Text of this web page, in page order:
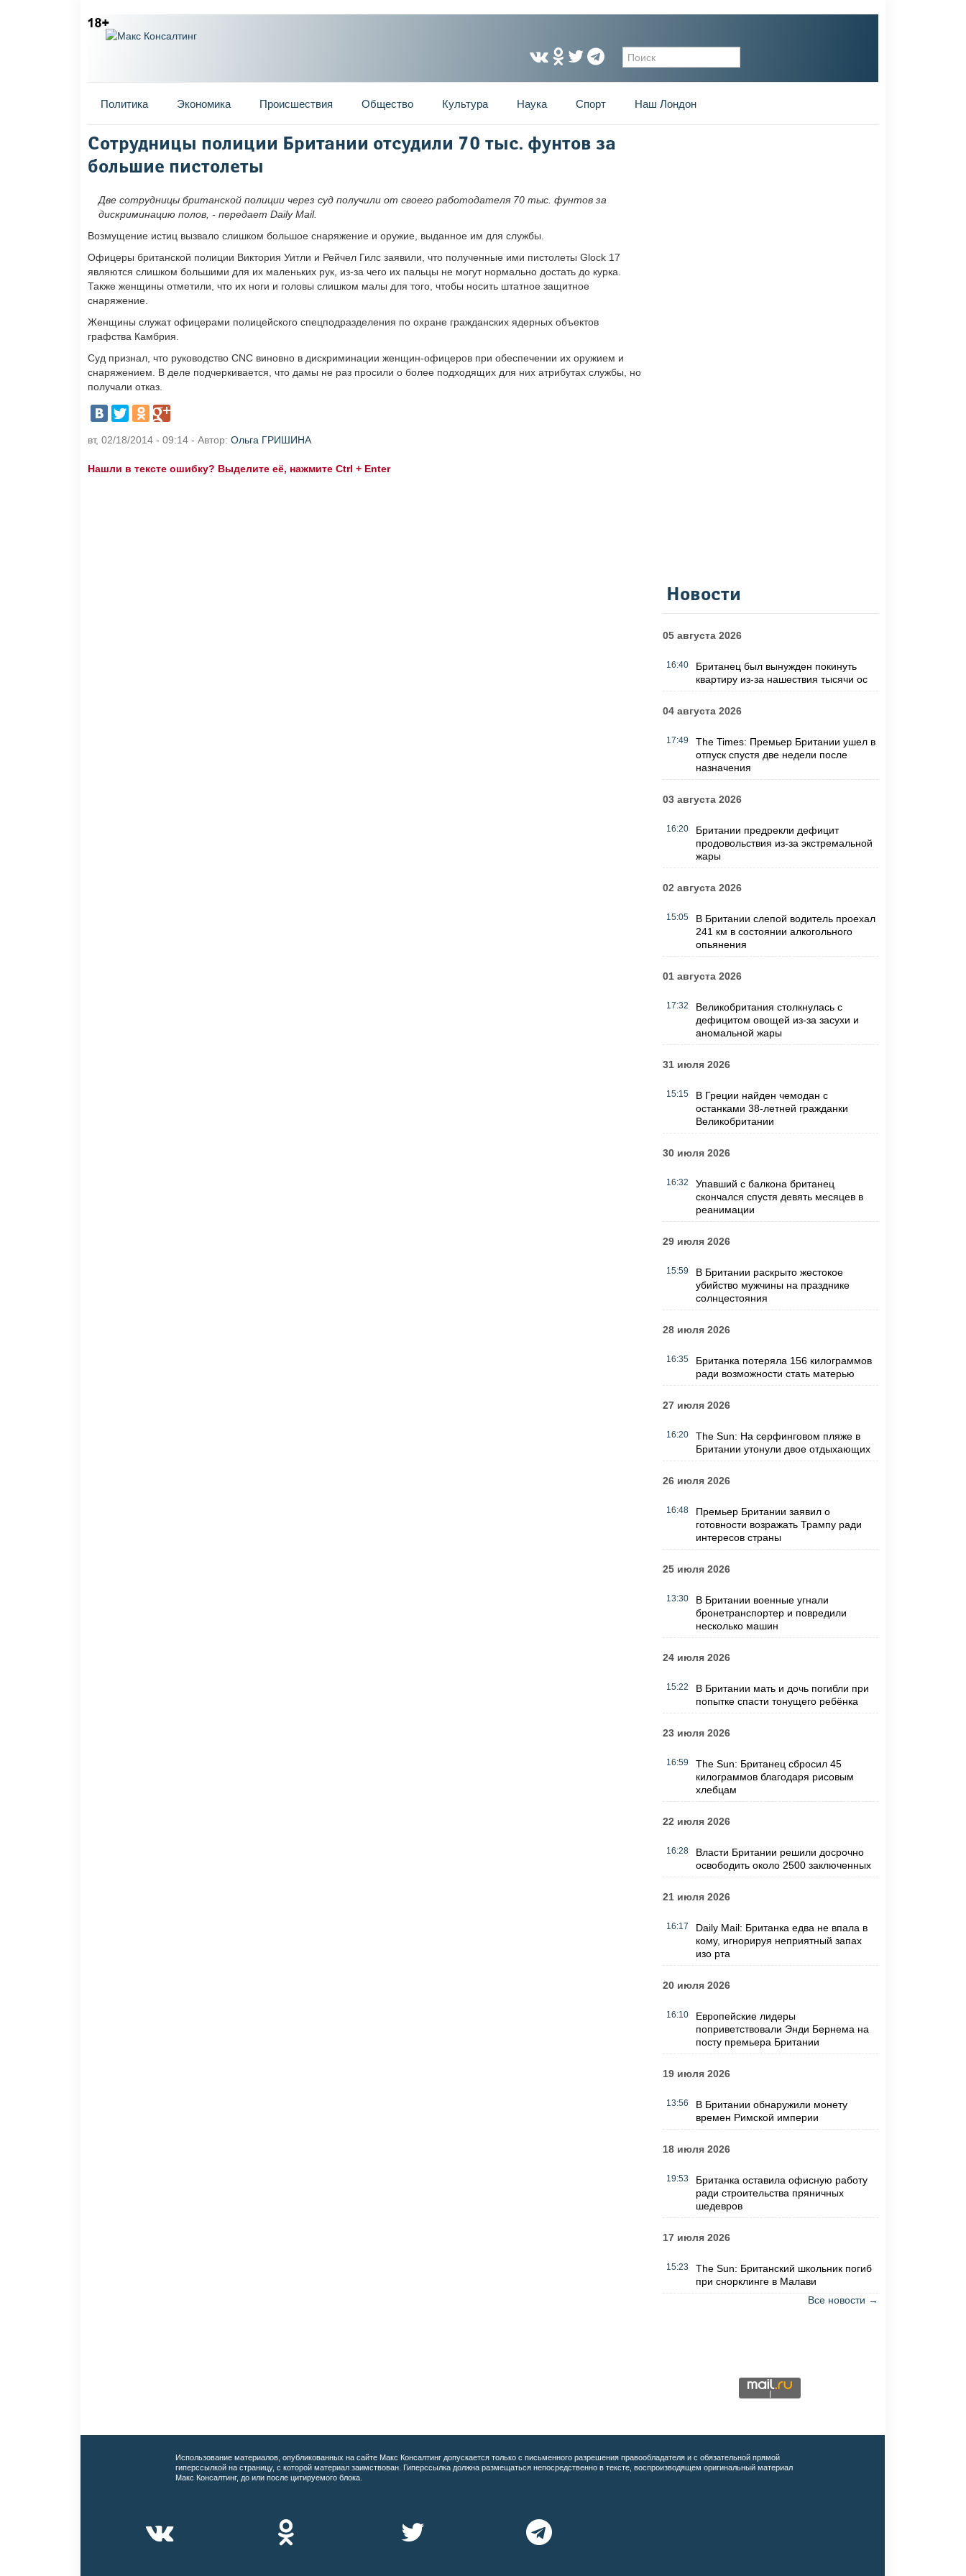
Форма поиска
Главное меню
Политика Экономика Происшествия Общество Культура Наука Спорт Наш Лондон
Вы здесь
Сотрудницы полиции Британии отсудили 70 тыс. фунтов за
большие пистолеты
Две сотрудницы британской полиции через суд получили от своего работодателя 70 тыс. фунтов за
дискриминацию полов, - передает Daily Mail.
Возмущение истиц вызвало слишком большое снаряжение и оружие, выданное им для службы.
Офицеры британской полиции Виктория Уитли и Рейчел Гилс заявили, что полученные ими пистолеты Glock 17
являются слишком большими для их маленьких рук, из-за чего их пальцы не могут нормально достать до курка.
Также женщины отметили, что их ноги и головы слишком малы для того, чтобы носить штатное защитное
снаряжение.
Женщины служат офицерами полицейского спецподразделения по охране гражданских ядерных объектов
графства Камбрия.
Суд признал, что руководство CNC виновно в дискриминации женщин-офицеров при обеспечении их оружием и
снаряжением. В деле подчеркивается, что дамы не раз просили о более подходящих для них атрибутах службы, но
получали отказ.
вт, 02/18/2014 - 09:14 - Автор: Ольга ГРИШИНА
Нашли в тексте ошибку? Выделите её, нажмите Ctrl + Enter
Новости
05 августа 2026
16:40
Британец был вынужден покинуть
квартиру из-за нашествия тысячи ос
04 августа 2026
17:49
The Times: Премьер Британии ушел в
отпуск спустя две недели после
назначения
03 августа 2026
16:20
Британии предрекли дефицит
продовольствия из-за экстремальной
жары
02 августа 2026
15:05
В Британии слепой водитель проехал
241 км в состоянии алкогольного
опьянения
01 августа 2026
17:32
Великобритания столкнулась с
дефицитом овощей из-за засухи и
аномальной жары
31 июля 2026
15:15
В Греции найден чемодан с
останками 38-летней гражданки
Великобритании
30 июля 2026
16:32
Упавший с балкона британец
скончался спустя девять месяцев в
реанимации
29 июля 2026
15:59
В Британии раскрыто жестокое
убийство мужчины на празднике
солнцестояния
28 июля 2026
16:35
Британка потеряла 156 килограммов
ради возможности стать матерью
27 июля 2026
16:20
The Sun: На серфинговом пляже в
Британии утонули двое отдыхающих
26 июля 2026
16:48
Премьер Британии заявил о
готовности возражать Трампу ради
интересов страны
25 июля 2026
13:30
В Британии военные угнали
бронетранспортер и повредили
несколько машин
24 июля 2026
15:22
В Британии мать и дочь погибли при
попытке спасти тонущего ребёнка
23 июля 2026
16:59
The Sun: Британец сбросил 45
килограммов благодаря рисовым
хлебцам
22 июля 2026
16:28
Власти Британии решили досрочно
освободить около 2500 заключенных
21 июля 2026
16:17
Daily Mail: Британка едва не впала в
кому, игнорируя неприятный запах
изо рта
20 июля 2026
16:10
Европейские лидеры
поприветствовали Энди Бернема на
посту премьера Британии
19 июля 2026
13:56
В Британии обнаружили монету
времен Римской империи
18 июля 2026
19:53
Британка оставила офисную работу
ради строительства пряничных
шедевров
17 июля 2026
15:23
The Sun: Британский школьник погиб
при снорклинге в Малави
Все новости →
Использование материалов, опубликованных на сайте Макс Консалтинг допускается только с письменного разрешения правообладателя и с обязательной прямой
гиперссылкой на страницу, с которой материал заимствован. Гиперссылка должна размещаться непосредственно в тексте, воспроизводящем оригинальный материал
Макс Консалтинг, до или после цитируемого блока.